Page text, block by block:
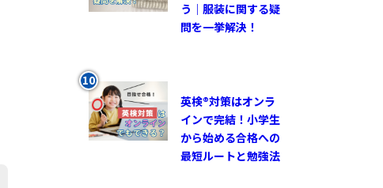
う｜服装に関する疑
問を一挙解決！
英検®対策はオンラ
インで完結！小学生
から始める合格への
最短ルートと勉強法